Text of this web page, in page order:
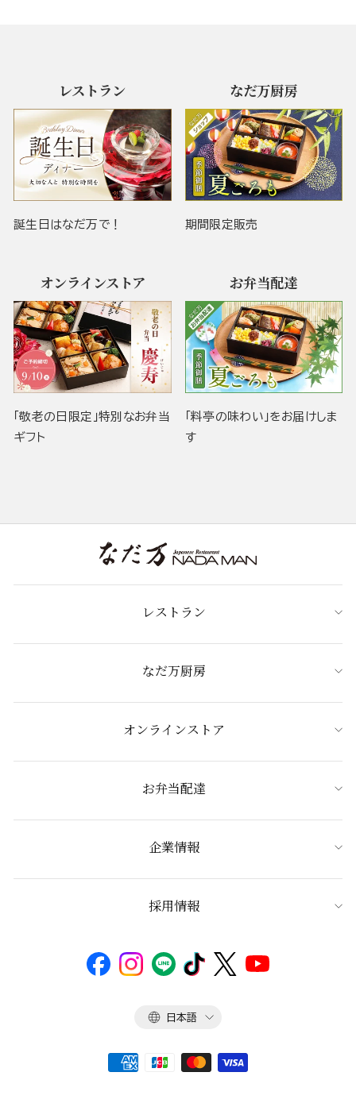
レストラン
誕生日はなだ万で！
なだ万厨房
期間限定販売
オンラインストア
「敬老の日限定」特別なお弁当
ギフト
お弁当配達
「料亭の味わい」をお届けしま
す
レストラン
なだ万厨房
オンラインストア
お弁当配達
企業情報
採用情報
言
日本語